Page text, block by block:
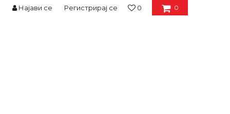
0
0
Најави се Регистрирај се